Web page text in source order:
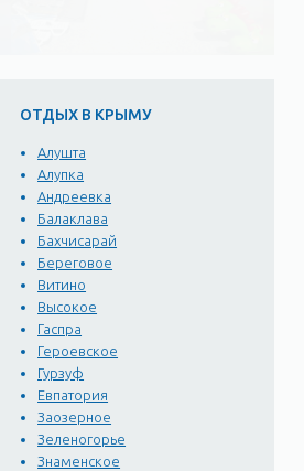
ОТДЫХ В КРЫМУ
Алушта
Алупка
Андреевка
Балаклава
Бахчисарай
Береговое
Витино
Высокое
Гаспра
Героевское
Гурзуф
Евпатория
Заозерное
Зеленогорье
Знаменское